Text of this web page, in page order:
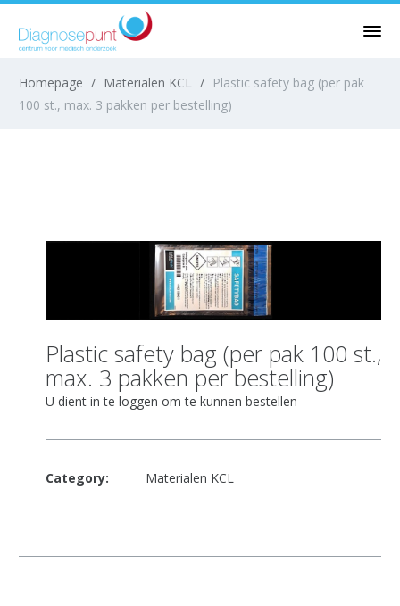
Homepage / Materialen KCL / Plastic safety bag (per pak
100 st., max. 3 pakken per bestelling)
Plastic safety bag (per pak 100 st.,
max. 3 pakken per bestelling)
U dient in te loggen om te kunnen bestellen
Category: Materialen KCL